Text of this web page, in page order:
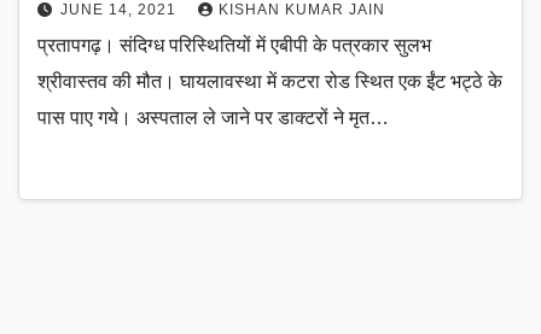
JUNE 14, 2021 KISHAN KUMAR JAIN
प्रतापगढ़। संदिग्ध परिस्थितियों में एबीपी के पत्रकार सुलभ
श्रीवास्तव की मौत। घायलावस्था में कटरा रोड स्थित एक ईंट भट्ठे के
पास पाए गये। अस्पताल ले जाने पर डाक्टरों ने मृत…